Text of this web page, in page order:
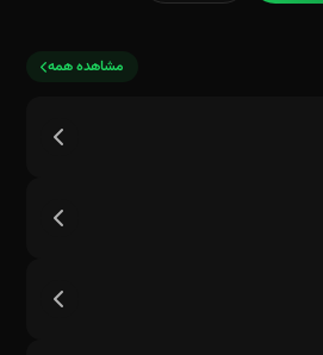
مشاهده همه